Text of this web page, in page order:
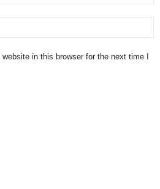
in this browser for the next time I